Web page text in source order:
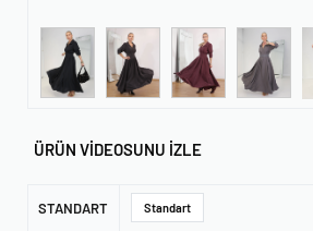
ÜRÜN VİDEOSUNU İZLE
STANDART Standart